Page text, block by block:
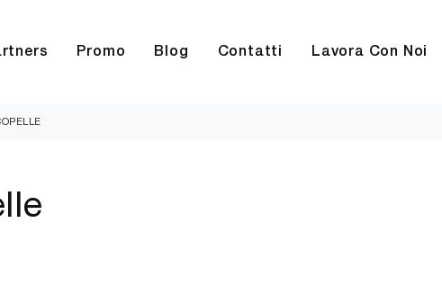
Promo Blog Contatti Lavora Con Noi